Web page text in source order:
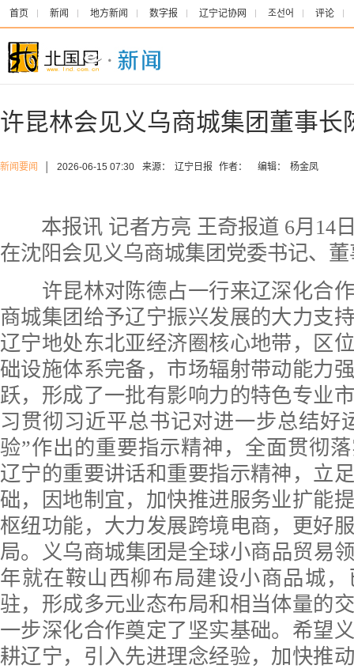
首页 新闻 地方新闻 数字报 辽宁记协网 조선어 评论
许昆林会见义乌商城集团董事长
新闻要闻 2026-06-15 07:30 来源： 辽宁日报 作者： 编辑： 杨金凤
本报讯 记者方亮 王奇报道 6月14
在沈阳会见义乌商城集团党委书记、
许昆林对陈德占一行来辽深化合作
商城集团给予辽宁振兴发展的大力支
辽宁地处东北亚经济圈核心地带，区
础设施体系完备，市场辐射带动能力
跃，形成了一批有影响力的特色专业
习贯彻习近平总书记对进一步总结好
验”作出的重要指示精神，全面贯彻
辽宁的重要讲话和重要指示精神，立
础，因地制宜，加快推进服务业扩能
枢纽功能，大力发展跨境电商，更好
局。义乌商城集团是全球小商品贸易
年就在鞍山西柳布局建设小商品城
驻，形成多元业态布局和相当体量的
一步深化合作奠定了坚实基础。希望
耕辽宁，引入先进理念经验，加快推